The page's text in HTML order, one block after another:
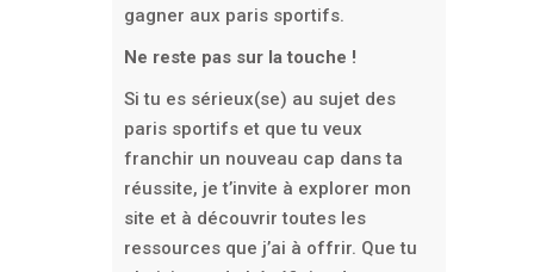
gagner aux paris sportifs.
Ne reste pas sur la touche !
Si tu es sérieux(se) au sujet des
paris sportifs et que tu veux
franchir un nouveau cap dans ta
réussite, je t’invite à explorer mon
site et à découvrir toutes les
ressources que j’ai à offrir. Que tu